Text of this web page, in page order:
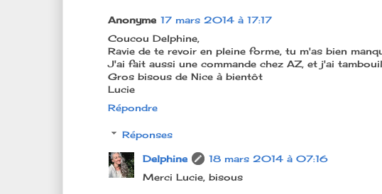
Anonyme 17 mars 2014 à 17:17
Coucou Delphine,
Ravie de te revoir en pleine forme, tu m'as bien
J'ai fait aussi une commande chez AZ, et j'ai
Gros bisous de Nice à bientôt
Lucie
Répondre
Réponses
Delphine
18 mars 2014 à 07:16
Merci Lucie, bisous